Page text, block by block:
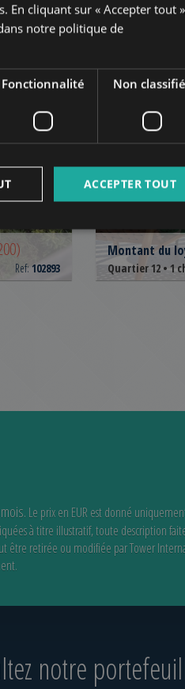
À LA LISTE
Ref: 102893
BUDAPEST
Montant du
Quartier 12 • 1
Le prix en EUR est donné
à titre illustratif, toute description
être retirée ou modifiée par Tower
notre
En cliquant sur « Accepter tout
notre politique de
Fonctionnalité Non
ACCEPTER TOUT